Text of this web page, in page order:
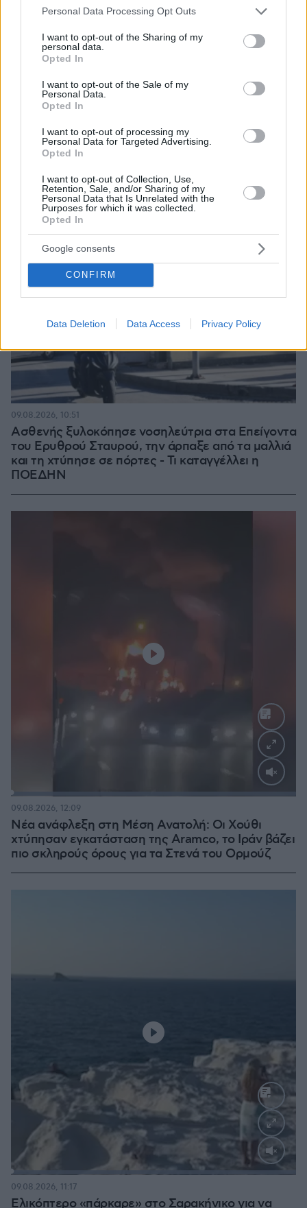
Please note that this website/app uses one or more Google
not limited to your visit or usage behaviour. You may click to
grant or deny consent to Google and its third-party tags to
use your data for below specified purposes in below Google
consent section.
Personal Data Processing Opt Outs
I want to opt-out of the Sharing of my
personal data.
Opted In
I want to opt-out of the Sale of my
Personal Data.
Opted In
I want to opt-out of processing my
Personal Data for Targeted Advertising.
Opted In
I want to opt-out of Collection, Use,
Retention, Sale, and/or Sharing of my
Personal Data that Is Unrelated with the
Purposes for which it was collected.
Opted In
Google consents
CONFIRM
Data Deletion Data Access Privacy Policy
ΔΕΙΤΕ ΟΛΕΣ ΤΙΣ ΕΙΔΗΣΕΙΣ
ΤΑ ΠΙΟ ΔΗΜΟΦΙΛΗ
Ασθενής ξυλοκόπησε νοσηλεύτρια στα Επείγοντα
του Ερυθρού Σταυρού, την άρπαξε από τα μαλλιά
και τη χτύπησε σε πόρτες - Τι καταγγέλλει η
ΠΟΕΔΗΝ
09.08.2026, 10:51
Νέα ανάφλεξη στη Μέση Ανατολή: Οι Χούθι
χτύπησαν εγκατάσταση της Aramco, το Ιράν βάζει
πιο σκληρούς όρους για τα Στενά του Ορμούζ
09.08.2026, 12:09
Loaded
Ελικόπτερο «πάρκαρε» στο Σαρακήνικο για να
09.08.2026, 11:17